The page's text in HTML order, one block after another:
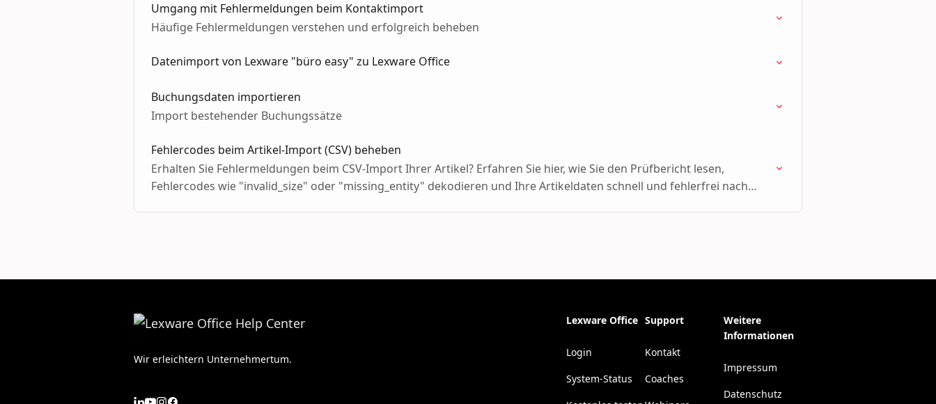
Umgang mit Fehlermeldungen beim Kontaktimport
Häufige Fehlermeldungen verstehen und erfolgreich beheben
Datenimport von Lexware "büro easy" zu Lexware Office
Buchungsdaten importieren
Import bestehender Buchungssätze
Fehlercodes beim Artikel-Import (CSV) beheben
Erhalten Sie Fehlermeldungen beim CSV-Import Ihrer Artikel? Erfahren Sie hier, wie Sie den Prüfbericht lesen,
Fehlercodes wie "invalid_size" oder "missing_entity" dekodieren und Ihre Artikeldaten schnell und fehlerfrei nach
Wir erleichtern Unternehmertum.
Lexware Office
Login
System-Status
Support
Kontakt
Coaches
Weitere
Informationen
Impressum
Datenschutz